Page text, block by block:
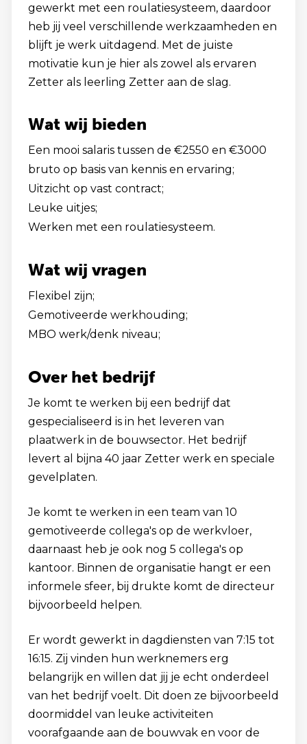
gewerkt met een roulatiesysteem, daardoor
heb jij veel verschillende werkzaamheden en
blijft je werk uitdagend. Met de juiste
motivatie kun je hier als zowel als ervaren
Zetter als leerling Zetter aan de slag.
Wat wij bieden
Een mooi salaris tussen de €2550 en €3000
bruto op basis van kennis en ervaring;
Uitzicht op vast contract;
Leuke uitjes;
Werken met een roulatiesysteem.
Wat wij vragen
Flexibel zijn;
Gemotiveerde werkhouding;
MBO werk/denk niveau;
Over het bedrijf
Je komt te werken bij een bedrijf dat
gespecialiseerd is in het leveren van
plaatwerk in de bouwsector. Het bedrijf
levert al bijna 40 jaar Zetter werk en speciale
gevelplaten.
Je komt te werken in een team van 10
gemotiveerde collega's op de werkvloer,
daarnaast heb je ook nog 5 collega's op
kantoor. Binnen de organisatie hangt er een
informele sfeer, bij drukte komt de directeur
bijvoorbeeld helpen.
Er wordt gewerkt in dagdiensten van 7:15 tot
16:15. Zij vinden hun werknemers erg
belangrijk en willen dat jij je echt onderdeel
van het bedrijf voelt. Dit doen ze bijvoorbeeld
doormiddel van leuke activiteiten
voorafgaande aan de bouwvak en voor de